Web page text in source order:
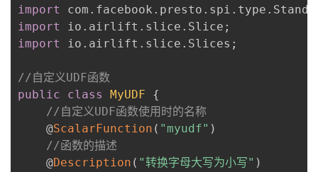
import
com . facebook . presto . spi . type .
import
io . airlift . slice . Slice ;
import
io . airlift . slice . Slices ;
//自定义UDF函数
public
class MyUDF
{
//自定义UDF函数使用时的名称
    @
ScalarFunction ( "myudf" )
//函数的描述
    @
Description ( "转换字母大写为小写" )